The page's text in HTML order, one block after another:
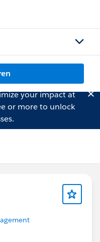
your impact at
or more to unlock